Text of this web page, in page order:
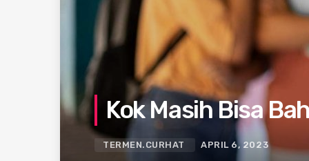
Kok Masih Bisa
TERMEN.CURHAT APRIL 6, 2023